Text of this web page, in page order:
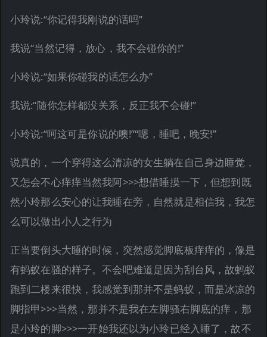
小玲说:“你记得我刚说的话吗”
我说“当然记得，放心，我不会碰你的!”
小玲说:“如果你碰我的话怎么办”
我说:“随你怎样都没关系，反正我不会碰!”
小玲说:“呵这可是你说的噢!”“嗯，睡吧，晚安!”
说真的，一个穿得这么清凉的女生躺在自己身边睡觉，
又怎会不心痒痒当然我阿>>>想借睡摸一下，但想到既
然小玲那么安心的让我睡在旁，自然就是相信我，我怎
么可以做出小人之行为
正当要倒头大睡的时候，突然感觉脚底板痒痒的，像是
有蚂蚁在骚的样子。不会吧难道是因为刮台风，故蚂蚁
跑到二楼来很快，我感觉到那并不是蚂蚁，而是冰凉的
脚指甲>>>当然，那并不是我在左脚骚右脚底的痒，那
是小玲的脚>>>一开始我还以为小玲已经入睡了，故不